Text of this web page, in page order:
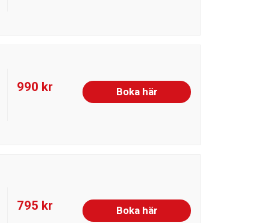
990 kr Boka här
795 kr Boka här